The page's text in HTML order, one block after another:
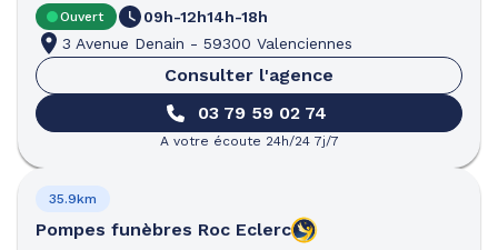
Ouvert 09h-12h14h-18h
3 Avenue Denain - 59300 Valenciennes
Consulter l'agence
03 79 59 02 74
A votre écoute 24h/24 7j/7
Pompes funèbres Roc Eclerc
35.9km